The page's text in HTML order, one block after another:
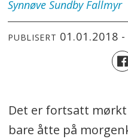
Synnøve Sundby Fallmyr
PUBLISERT 01.01.2018
Det er fortsatt
bare åtte på